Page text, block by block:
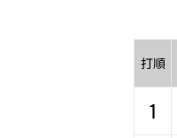
打順
1